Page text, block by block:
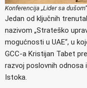
Konferencija „Lider sa
Jedan od ključnih
nazivom „Strateško
mogućnosti u UAE“, u
GCC-a Kristijan Tabet
razvoj poslovnih odnosa
Istoka.